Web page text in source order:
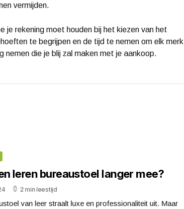
vermijden.
je rekening moet houden bij het kiezen van het
te begrijpen en de tijd te nemen om elk merk
nemen die je blij zal maken met je aankoop.
leren bureaustoel langer mee?
2 min leestijd
van leer straalt luxe en professionaliteit uit. Maar